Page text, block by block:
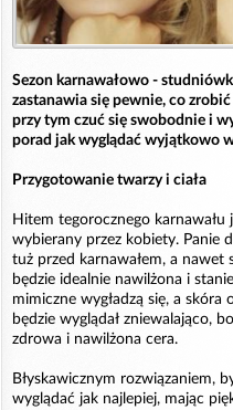
Sezon karnawałowo -
zastanawia się pewnie, co
przy tym czuć się swobodnie i
porad jak wyglądać wyjątkowo
Przygotowanie twarzy i ciała
Hitem tegorocznego karnawału
wybierany przez kobiety. Panie
tuż przed karnawałem, a
będzie idealnie nawilżona i
mimiczne wygładzą się, a
będzie wyglądał zniewalająco,
zdrowa i nawilżona cera.
Błyskawicznym rozwiązaniem,
wyglądać jak najlepiej, mając